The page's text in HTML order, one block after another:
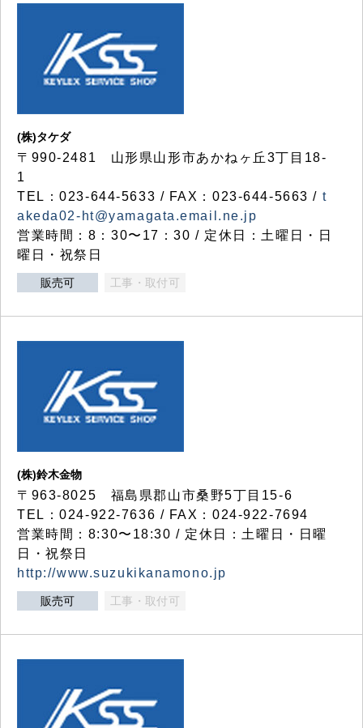
(株)タケダ
〒990-2481 山形県山形市あかねヶ丘3丁目18-
1
TEL：023-644-5633 / FAX：023-644-5663 / t
akeda02-ht@yamagata.email.ne.jp
営業時間：8：30〜17：30 / 定休日：土曜日・日
曜日・祝祭日
販売可 工事・取付可
(株)鈴木金物
〒963-8025 福島県郡山市桑野5丁目15-6
TEL：024-922-7636 / FAX：024-922-7694
営業時間：8:30〜18:30 / 定休日：土曜日・日曜
日・祝祭日
http://www.suzukikanamono.jp
販売可 工事・取付可